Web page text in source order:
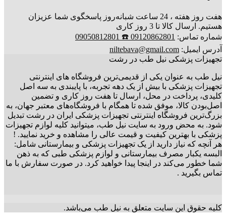
هفت روز هفته ، 24 ساعت شبانه‌روز پاسخگوی شما عزیزان
هستیم. ارسال کالا تا 3 روز کاری
شماره تماس: 09120862801 ☎️ 09050812801
آدرس ایمیل: niltebava@gmail.com
تجهیزات پزشکی نیل طب در رشت
نیل طب به عنوان یکی از قدیمی‌ترین فروشگاه های اینترنتی
تجهیزات پزشکی با بیش از یک دهه تجربه، با پایبندی به سه اصل
کلیدی، پرداخت در محل، ارسال تا هفت روز کاری و تضمین
اصل‌بودن کالا، موفق شده تا همگام با فروشگاه‌های معتبر جهان، به
بزرگ‌ترین فروشگاه اینترنتی تجهیزات پزشکی ایران در رشت تبدیل
شود. به محض ورود به سایت نیل طب، میتوانید کلیه لوازم تجهیزات
پزشکی با بهترین کیفیت و قیمت عالی را مشاهده و خرید نمایید. !
هر آنچه که نیاز دارید از یک تجهیزات پزشکی و بیمارستانی شامل:
البسه یکبار مصرف بیمارستانی و لوازم پزشکی طبی که به ذهن
شما خطور می‌کند در اینجا پیدا خواهید کرد. در صورت سفارش با ما
تماس بگیرید .
کلیه حقوق این سایت متعلق به نیل طب می‌باشد.